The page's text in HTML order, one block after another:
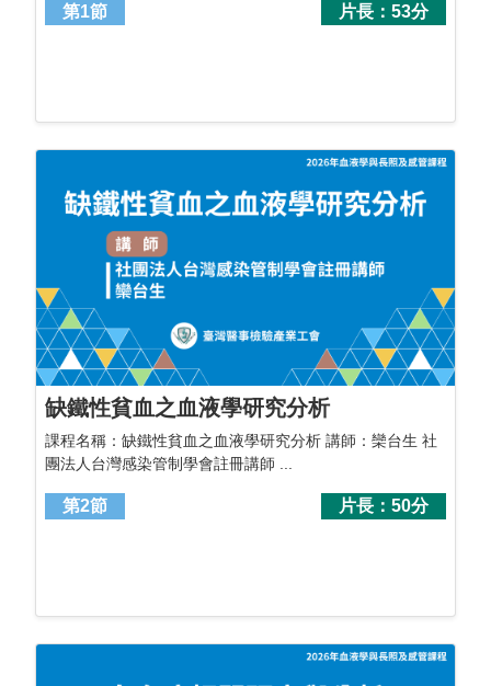
第1節 片長：53分
缺鐵性貧血之血液學研究分析
課程名稱：缺鐵性貧血之血液學研究分析 講師：欒台生 社
團法人台灣感染管制學會註冊講師 ...
第2節 片長：50分